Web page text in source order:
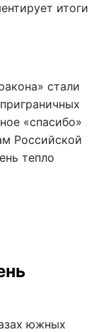
итоги
стали
«спасибо»
Российской
тепло
южных